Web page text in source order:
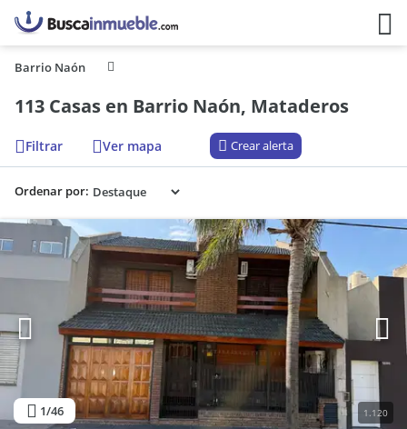
Barrio Naón
113 Casas en Barrio Naón, Mataderos
Filtrar Ver mapa Crear alerta
Ordenar por:
1/46 1.120